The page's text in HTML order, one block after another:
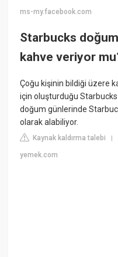
ms-my.facebook.com
Starbucks
kahve veriyor
Çoğu kişinin bildiği üzere
için oluşturduğu
doğum günlerinde
olarak alabiliyor.
Kaynak kaldırma talebi |
yemek.com